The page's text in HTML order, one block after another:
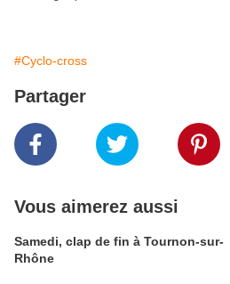
#Cyclo-cross
Partager
Vous aimerez aussi
Samedi, clap de fin à Tournon-sur-
Rhône